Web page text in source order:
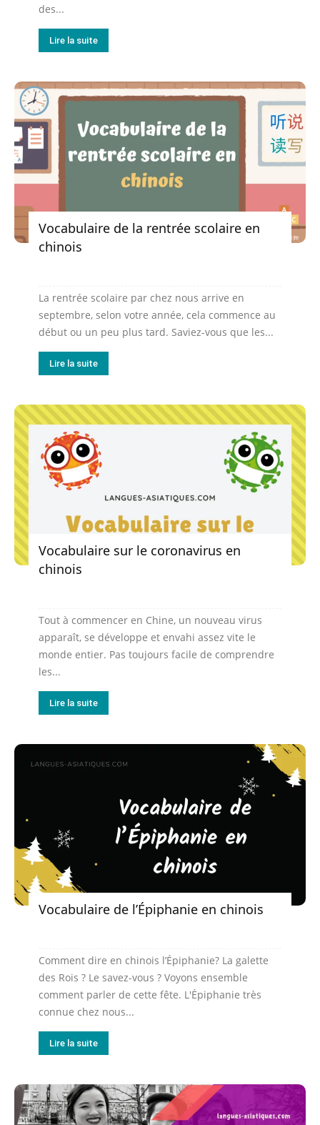
des...
Lire la suite
Vocabulaire de la rentrée scolaire en
chinois
La rentrée scolaire par chez nous arrive en
septembre, selon votre année, cela commence au
début ou un peu plus tard. Saviez-vous que les...
Lire la suite
Vocabulaire sur le coronavirus en
chinois
Tout à commencer en Chine, un nouveau virus
apparaît, se développe et envahi assez vite le
monde entier. Pas toujours facile de comprendre
les...
Lire la suite
Vocabulaire de l’Épiphanie en chinois
Comment dire en chinois l’Épiphanie? La galette
des Rois ? Le savez-vous ? Voyons ensemble
comment parler de cette fête. L'Épiphanie très
connue chez nous...
Lire la suite